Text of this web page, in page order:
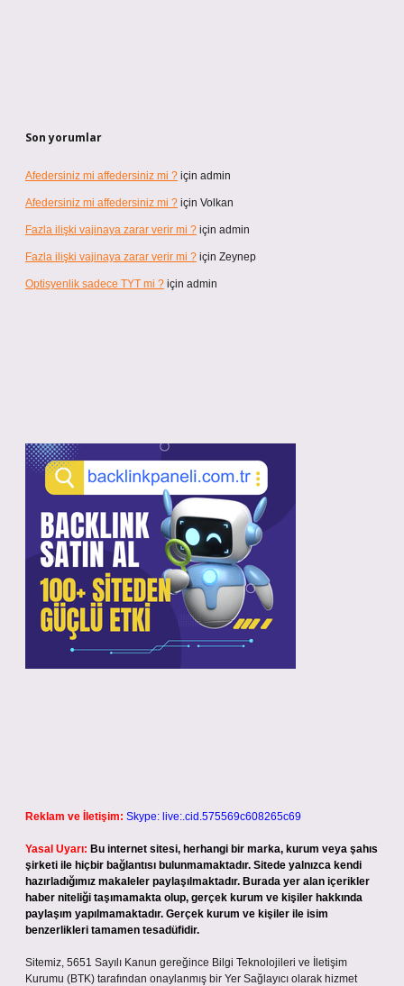
Son yorumlar
Afedersiniz mi affedersiniz mi ? için admin
Afedersiniz mi affedersiniz mi ? için Volkan
Fazla ilişki vajinaya zarar verir mi ? için admin
Fazla ilişki vajinaya zarar verir mi ? için Zeynep
Optisyenlik sadece TYT mi ? için admin
Reklam ve İletişim: Skype: live:.cid.575569c608265c69
Yasal Uyarı: Bu internet sitesi, herhangi bir marka, kurum veya şahıs
şirketi ile hiçbir bağlantısı bulunmamaktadır. Sitede yalnızca kendi
hazırladığımız makaleler paylaşılmaktadır. Burada yer alan içerikler
haber niteliği taşımamakta olup, gerçek kurum ve kişiler hakkında
paylaşım yapılmamaktadır. Gerçek kurum ve kişiler ile isim
benzerlikleri tamamen tesadüfidir.
Sitemiz, 5651 Sayılı Kanun gereğince Bilgi Teknolojileri ve İletişim
Kurumu (BTK) tarafından onaylanmış bir Yer Sağlayıcı olarak hizmet